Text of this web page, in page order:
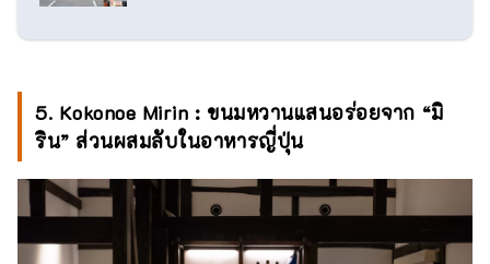
5. Kokonoe Mirin : ขนมหวานแสนอร่อยจาก “มิ
ริน” ส่วนผสมลับในอาหารญี่ปุ่น